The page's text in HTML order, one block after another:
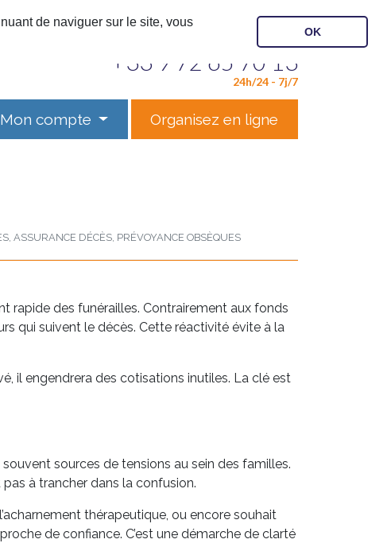
de naviguer sur le site, vous
OK
Contactez notre service
+33 9 72 65 70 13
24h/24 - 7j/7
Mon compte Organisez en ligne
ASSURANCE DÉCÈS, PRÉVOYANCE OBSÈQUES
rapide des funérailles. Contrairement aux fonds
qui suivent le décès. Cette réactivité évite à la
il engendrera des cotisations inutiles. La clé est
sources de tensions au sein des familles.
pas à trancher dans la confusion.
thérapeutique, ou encore souhait
de confiance. C’est une démarche de clarté